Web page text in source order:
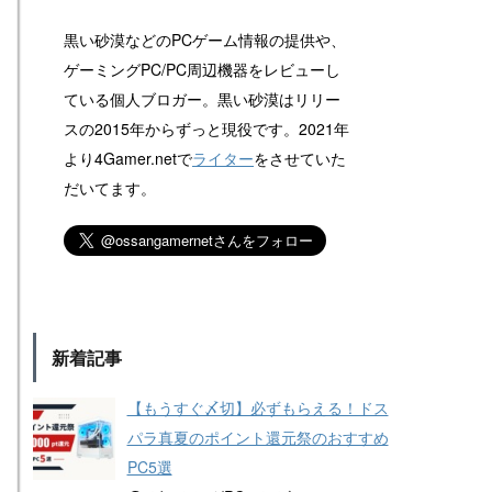
黒い砂漠などのPCゲーム情報の提供や、
ゲーミングPC/PC周辺機器をレビューし
ている個人ブロガー。黒い砂漠はリリー
スの2015年からずっと現役です。2021年
より4Gamer.netでライターをさせていた
だいてます。
新着記事
【もうすぐ〆切】必ずもらえる！ドス
パラ真夏のポイント還元祭のおすすめ
PC5選